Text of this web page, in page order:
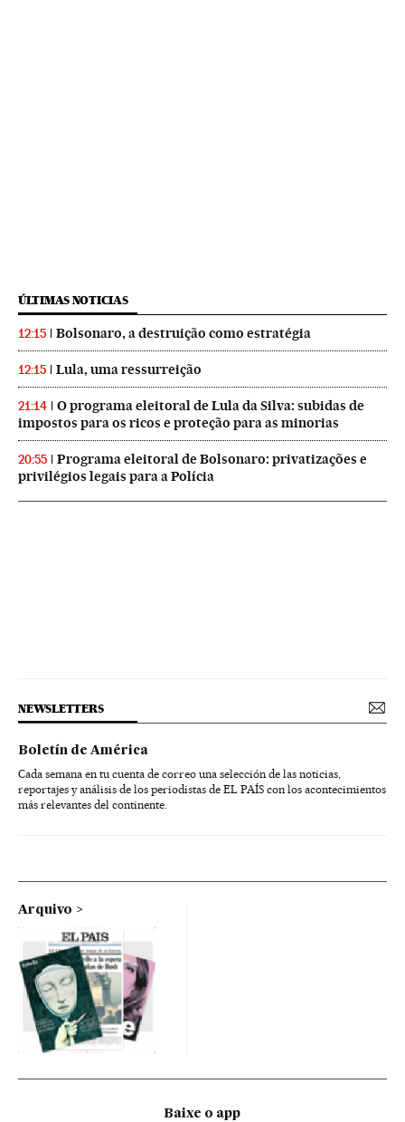
ÚLTIMAS NOTICIAS
12:15 Bolsonaro, a destruição como estratégia
12:15 Lula, uma ressurreição
21:14
O programa eleitoral de Lula da Silva: subidas de
impostos para os ricos e proteção para as minorias
20:55
Programa eleitoral de Bolsonaro: privatizações e
privilégios legais para a Polícia
NEWSLETTERS
Boletín de América
Cada semana en tu cuenta de correo una selección de las noticias,
reportajes y análisis de los periodistas de EL PAÍS con los acontecimientos
más relevantes del continente.
Arquivo
Baixe o app